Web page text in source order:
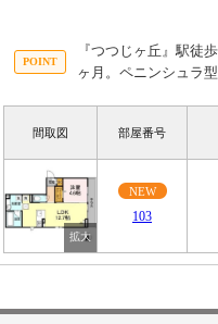
『つつじヶ丘』駅徒
ヶ月。ペニンシュラ
間取図 部屋番号
NEW
103